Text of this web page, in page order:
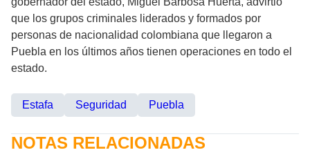
que los grupos criminales liderados y formados por
personas de nacionalidad colombiana que llegaron a
Puebla en los últimos años tienen operaciones en todo el
estado.
Estafa Seguridad Puebla
NOTAS RELACIONADAS